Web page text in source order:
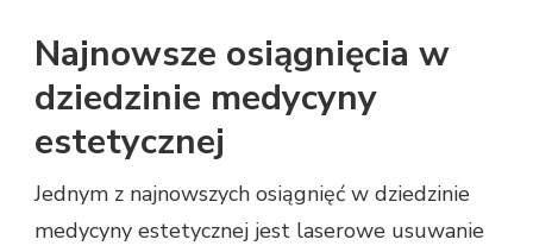
Najnowsze osiągnięcia w
dziedzinie medycyny
estetycznej
Jednym z najnowszych osiągnięć w dziedzinie
medycyny estetycznej jest laserowe usuwanie